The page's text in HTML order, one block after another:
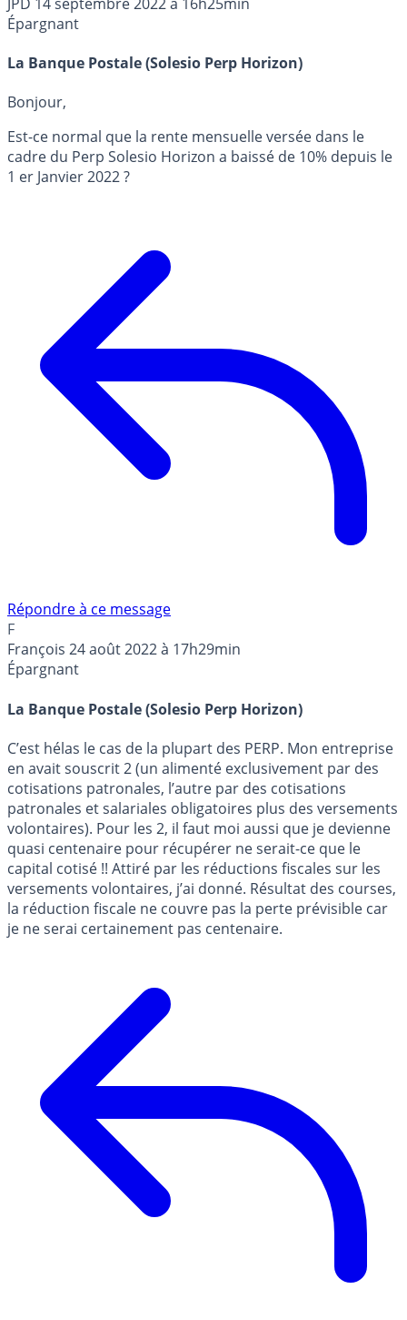
Épargnant
La Banque Postale (Solesio Perp Horizon)
Bonjour,
Est-ce normal que la rente mensuelle versée dans le
cadre du Perp Solesio Horizon a baissé de 10% depuis le
1 er Janvier 2022 ?
Répondre à ce message
F
François 24 août 2022 à 17h29min
Épargnant
La Banque Postale (Solesio Perp Horizon)
C’est hélas le cas de la plupart des PERP. Mon entreprise
en avait souscrit 2 (un alimenté exclusivement par des
cotisations patronales, l’autre par des cotisations
patronales et salariales obligatoires plus des versements
volontaires). Pour les 2, il faut moi aussi que je devienne
quasi centenaire pour récupérer ne serait-ce que le
capital cotisé !! Attiré par les réductions fiscales sur les
versements volontaires, j’ai donné. Résultat des courses,
la réduction fiscale ne couvre pas la perte prévisible car
je ne serai certainement pas centenaire.